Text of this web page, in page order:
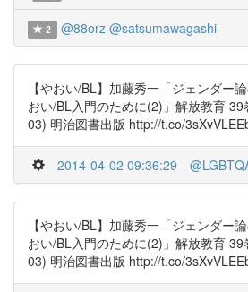
2 @88orz @satsumawagashi
【やおい/BL】加藤秀一「ジェンダー
おい/BL入門のために(2)」解放教育
03) 明治図書出版 http://t.co/
2014-04-02 09:36:29
【やおい/BL】加藤秀一「ジェンダー
おい/BL入門のために(2)」解放教育
03) 明治図書出版 http://t.co/